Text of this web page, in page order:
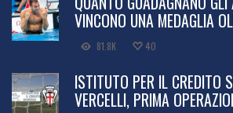
VINCONO UNA MEDAGLIA
81.8K 40
ISTITUTO PER IL CREDITO
VERCELLI, PRIMA